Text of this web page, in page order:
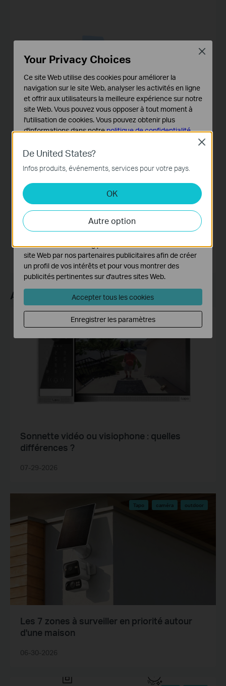
Notes :Questions générales sur la liaison des appareils
TP-Link Editorial Group
TP-Link Editorial Group
Articles Recommandés
Sonnette vidéo ou visiophone : quelles
différences ?
07-29-2026
Tapo caméra outdoor
Les 7 zones à surveiller en priorité autour
d'une maison
06-30-2026
De United States?
Infos produits, événements, services pour votre pays.
OK
Autre option
Close
Your Privacy Choices
Ce site Web utilise des cookies pour améliorer la
navigation sur le site Web, analyser les activités en ligne
et offrir aux utilisateurs la meilleure expérience sur notre
site Web. Vous pouvez vous opposer à tout moment à
l'utilisation de cookies. Vous pouvez obtenir plus
d'informations dans notrepolitique de confidentialité.
Ces cookies sont nécessaires au fonctionnement du
site Web et ne peuvent pas être désactivés dans vos
Cookies d'analyse et marketing
Les cookies d'analyse nous permettent d'analyser vos
activités sur notre site Web pour améliorer et ajuster les
fonctionnalités de notre site Web.
Les cookies marketing peuvent être définis via notre
site Web par nos partenaires publicitaires afin de créer
un profil de vos intérêts et pour vous montrer des
publicités pertinentes sur d'autres sites Web.
Accepter tous les cookies
Enregistrer les paramètres
Close